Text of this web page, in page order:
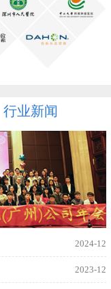
行业新闻
2024-12
2023-12